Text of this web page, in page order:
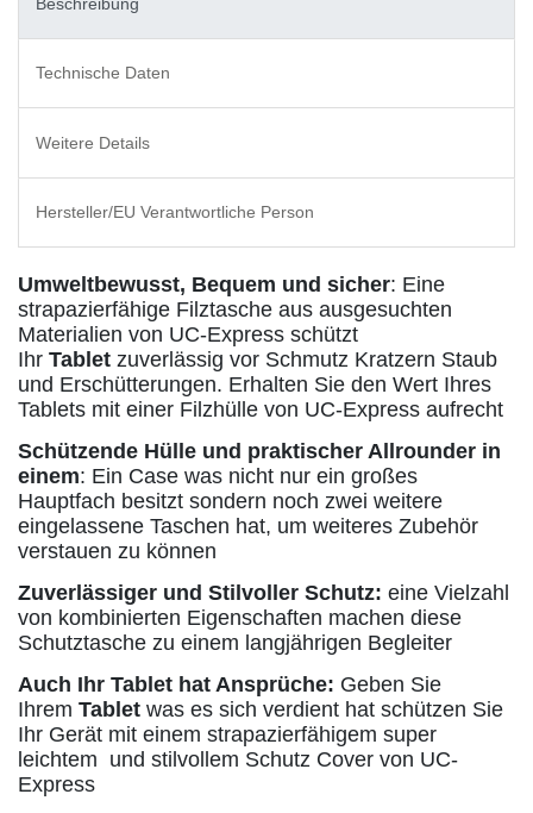
Technische Daten
Weitere Details
Hersteller/EU Verantwortliche Person
Umweltbewusst, Bequem und sicher: Eine
strapazierfähige Filztasche aus ausgesuchten
Materialien von UC-Express schützt
Ihr Tablet zuverlässig vor Schmutz Kratzern Staub
und Erschütterungen. Erhalten Sie den Wert Ihres
Tablets mit einer Filzhülle von UC-Express aufrecht
Schützende Hülle und praktischer Allrounder in
einem: Ein Case was nicht nur ein großes
Hauptfach besitzt sondern noch zwei weitere
eingelassene Taschen hat, um weiteres Zubehör
verstauen zu können
Zuverlässiger und Stilvoller Schutz: eine Vielzahl
von kombinierten Eigenschaften machen diese
Schutztasche zu einem langjährigen Begleiter
Auch Ihr Tablet hat Ansprüche: Geben Sie
Ihrem Tablet was es sich verdient hat schützen Sie
Ihr Gerät mit einem strapazierfähigem super
leichtem und stilvollem Schutz Cover von UC-
Express